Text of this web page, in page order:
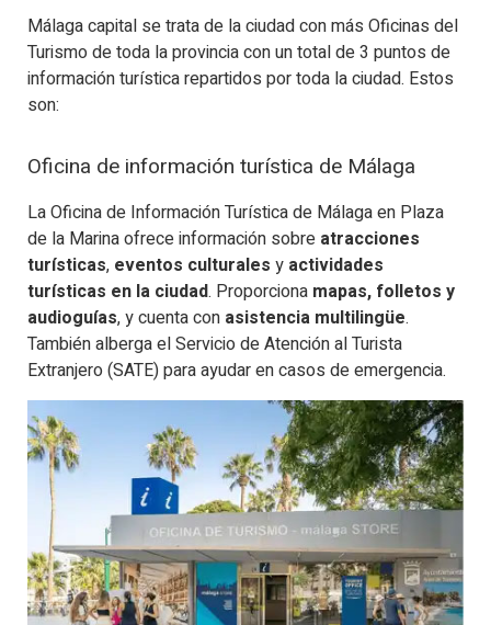
Málaga capital se trata de la ciudad con más Oficinas del
Turismo de toda la provincia con un total de 3 puntos de
información turística repartidos por toda la ciudad. Estos
son:
Oficina de información turística de Málaga
La Oficina de Información Turística de Málaga en Plaza
de la Marina ofrece información sobre atracciones
turísticas, eventos culturales y actividades
turísticas en la ciudad. Proporciona mapas, folletos y
audioguías, y cuenta con asistencia multilingüe.
También alberga el Servicio de Atención al Turista
Extranjero (SATE) para ayudar en casos de emergencia.